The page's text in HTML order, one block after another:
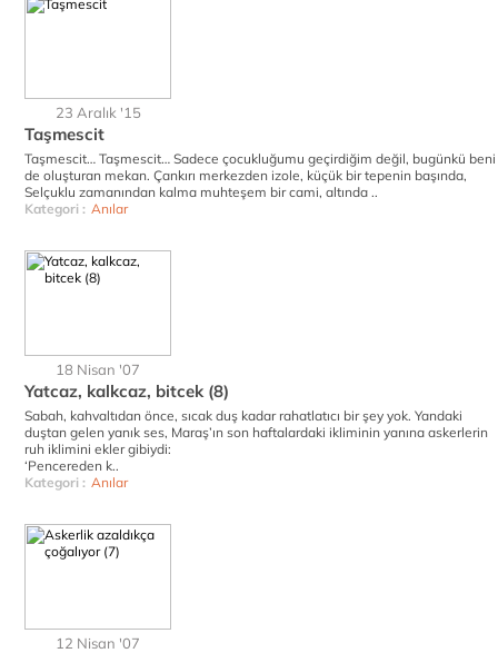
23 Aralık '15
Taşmescit
Taşmescit… Taşmescit… Sadece çocukluğumu geçirdiğim değil, bugünkü beni
de oluşturan mekan. Çankırı merkezden izole, küçük bir tepenin başında,
Selçuklu zamanından kalma muhteşem bir cami, altında ..
Kategori : Anılar
18 Nisan '07
Yatcaz, kalkcaz, bitcek (8)
Sabah, kahvaltıdan önce, sıcak duş kadar rahatlatıcı bir şey yok. Yandaki
duştan gelen yanık ses, Maraş’ın son haftalardaki ikliminin yanına askerlerin
ruh iklimini ekler gibiydi:
‘Pencereden k..
Kategori : Anılar
12 Nisan '07